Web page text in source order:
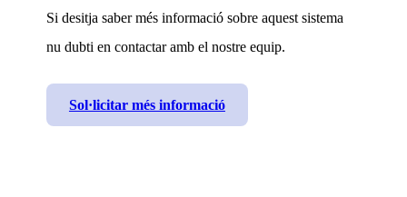
Si desitja saber més informació sobre aquest sistema
nu dubti en contactar amb el nostre equip.
Sol·licitar més informació